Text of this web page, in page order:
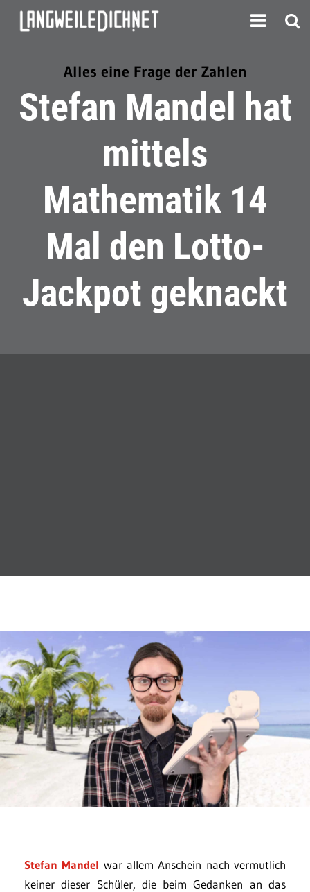
Alles eine Frage der Zahlen
Stefan Mandel hat
mittels
Mathematik 14
Mal den Lotto-
Jackpot geknackt
Stefan Mandel war allem Anschein nach vermutlich
keiner dieser Schüler, die beim Gedanken an das